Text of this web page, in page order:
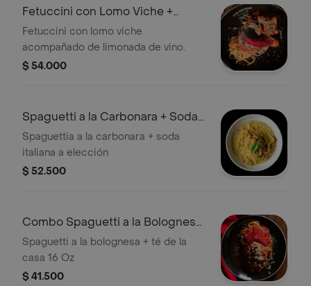
Fetuccini con Lomo Viche +
Limonada de Vino
Fetuccini con lomo viche
acompañado de limonada de vino.
$ 54.000
Spaguetti a la Carbonara + Soda
Italiana
Spaguettia a la carbonara + soda
italiana a elección
$ 52.500
Combo Spaguetti a la Bolognesa
+ Te
Spaguetti a la bolognesa + té de la
casa 16 Oz
$ 41.500